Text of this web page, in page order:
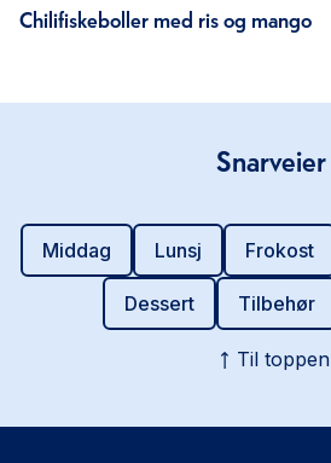
Chilifiskeboller med ris og mango
Snarveier
Middag Lunsj Frokost
Dessert Tilbehør
Til toppen